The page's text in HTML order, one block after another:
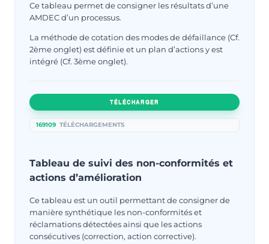
Ce tableau permet de consigner les résultats d’une
AMDEC d’un processus.
La méthode de cotation des modes de défaillance (Cf.
2ème onglet) est définie et un plan d’actions y est
intégré (Cf. 3ème onglet).
TÉLÉCHARGER
169109 TÉLÉCHARGEMENTS
Tableau de suivi des non-conformités et
actions d’amélioration
Ce tableau est un outil permettant de consigner de
manière synthétique les non-conformités et
réclamations détectées ainsi que les actions
consécutives (correction, action corrective).